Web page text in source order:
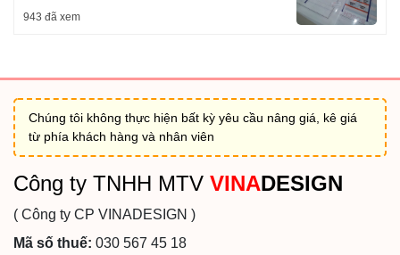
943 đã xem
Chúng tôi không thực hiện bất kỳ yêu cầu nâng giá, kê giá
từ phía khách hàng và nhân viên
Công ty TNHH MTV VINADESIGN
( Công ty CP VINADESIGN )
Mã số thuế: 030 567 45 18